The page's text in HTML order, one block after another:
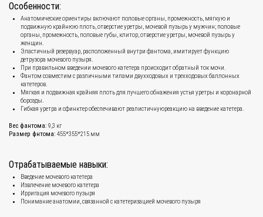
Особенности:
Анатомические ориентиры включают половые органы, промежность, мягкую и
подвижную крайнюю плоть, отверстие уретры, мочевой пузырь у мужчин; половые
органы, промежность, половые губы, клитор, отверстие уретры, мочевой пузырь у
женщин.
Эластичный резервуар, расположенный внутри фантома, имитирует функцию
детрузора мочевого пузыря.
При правильном введении мочевого катетера происходит обратный ток мочи.
Фантом совместим с различными типами двухходовых и трехходовых баллонных
катетеров.
Мягкая и подвижная крайняя плоть для лучшего обнажения устья уретры и коронарной
борозды.
Гибкая уретра и сфинктер обеспечивают реалистичнуюреакцию на введение катетера.
Вес фантома: 9,3 кг
Размер фнтома: 455*355*215 мм
Отрабатываемые навыки:
Введение мочевого катетера
Извлечение мочевого катетера
Ирригация мочевого пузыря
Понимание анатомии, связанной с катетеризацией мочевого пузыря